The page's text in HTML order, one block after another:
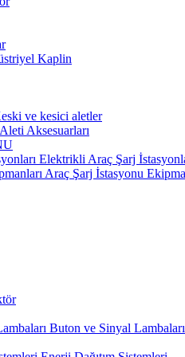
Kaplin
ve kesici aletler
Aksesuarları
Elektrikli Araç Şarj
Araç Şarj İstasyonu
Buton ve Sinyal Lambaları